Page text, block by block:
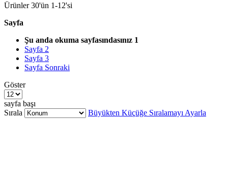
Ürünler30'ün 1-12'si
Sayfa
Şu anda okuma sayfasındasınız 1
Sayfa 2
Sayfa 3
Sayfa Sonraki
Göster
sayfa başı
Sırala
Büyükten Küçüğe Sıralamayı Ayarla